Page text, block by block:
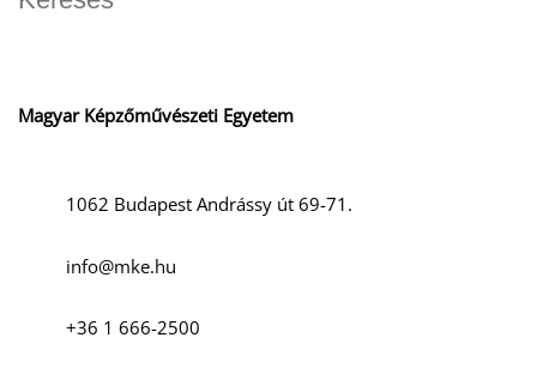
Magyar Képzőművészeti Egyetem
1062 Budapest Andrássy út 69-71.
info@mke.hu
+36 1 666-2500